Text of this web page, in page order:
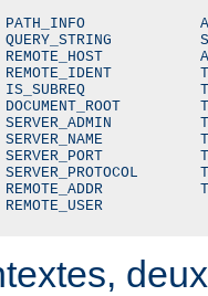
PATH_INFO
REMOTE_IDENT
DOCUMENT_ROOT
SERVER_PORT
REMOTE_ADDR